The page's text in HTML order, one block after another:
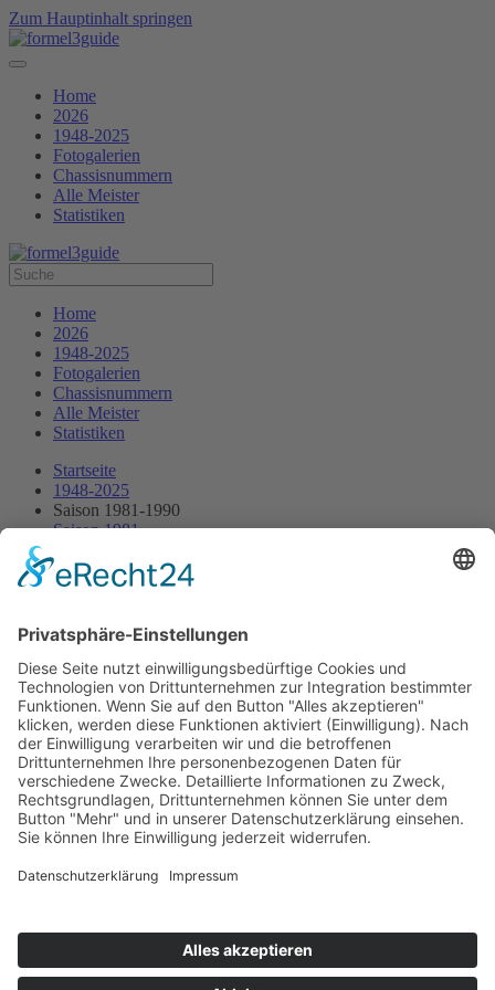
Zum Hauptinhalt springen
Home
2026
1948-2025
Fotogalerien
Chassisnummern
Alle Meister
Statistiken
Home
2026
1948-2025
Fotogalerien
Chassisnummern
Alle Meister
Statistiken
Startseite
1948-2025
Saison 1981-1990
Saison 1981
21.06.1981 - Edelstein
Streckenskizze Programmheft
Alle Ergebnisse:
Nennungsliste
Ergebnis Rennen
Impressum
Jahrbuch